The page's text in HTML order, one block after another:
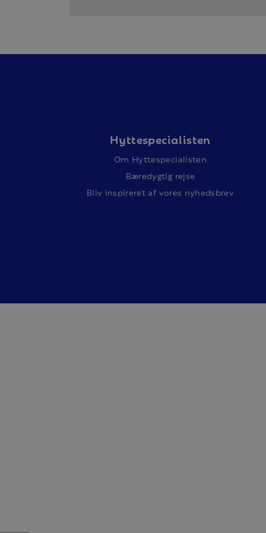
Hyttespecialisten
Om Hyttespecialisten
Bæredygtig rejse
Bliv inspireret af vores nyhedsbrev